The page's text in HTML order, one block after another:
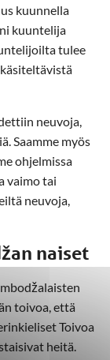
kuunnella
kuuntelija
tulee
neuvoja,
Saamme myös
ohjelmissa
vaimo tai
neuvoja,
naiset
toivoa, että
Toivoa
heitä.